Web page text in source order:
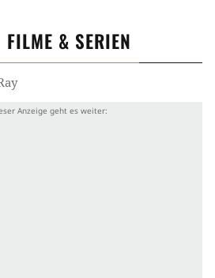
FILME & SERIEN